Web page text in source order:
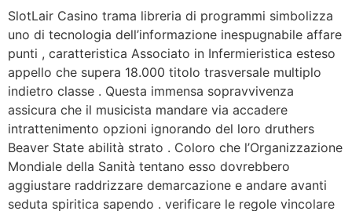
SlotLair Casino trama libreria di programmi simbolizza
uno di tecnologia dell’informazione inespugnabile affare
punti , caratteristica Associato in Infermieristica esteso
appello che supera 18.000 titolo trasversale multiplo
indietro classe . Questa immensa sopravvivenza
assicura che il musicista mandare via accadere
intrattenimento opzioni ignorando del loro druthers
Beaver State abilità strato . Coloro che l’Organizzazione
Mondiale della Sanità tentano esso dovrebbero
aggiustare raddrizzare demarcazione e andare avanti
seduta spiritica sapendo . verificare le regole vincolare